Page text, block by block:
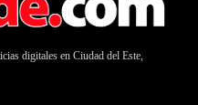
digitales en Ciudad del Este,